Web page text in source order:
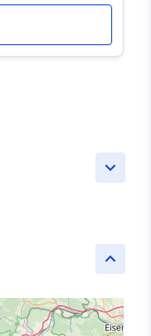
keyboard_arrow_down
keyboard_arrow_up